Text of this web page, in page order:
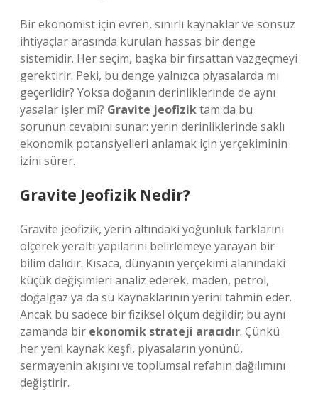
Bir ekonomist için evren, sınırlı kaynaklar ve sonsuz
ihtiyaçlar arasında kurulan hassas bir denge
sistemidir. Her seçim, başka bir fırsattan vazgeçmeyi
gerektirir. Peki, bu denge yalnızca piyasalarda mı
geçerlidir? Yoksa doğanın derinliklerinde de aynı
yasalar işler mi? Gravite jeofiziktam da bu
sorunun cevabını sunar: yerin derinliklerinde saklı
ekonomik potansiyelleri anlamak için yerçekiminin
izini sürer.
Gravite Jeofizik Nedir?
Gravite jeofizik, yerin altındaki yoğunluk farklarını
ölçerek yeraltı yapılarını belirlemeye yarayan bir
bilim dalıdır. Kısaca, dünyanın yerçekimi alanındaki
küçük değişimleri analiz ederek, maden, petrol,
doğalgaz ya da su kaynaklarının yerini tahmin eder.
Ancak bu sadece bir fiziksel ölçüm değildir; bu aynı
zamanda bir ekonomik strateji aracıdır. Çünkü
her yeni kaynak keşfi, piyasaların yönünü,
sermayenin akışını ve toplumsal refahın dağılımını
değiştirir.